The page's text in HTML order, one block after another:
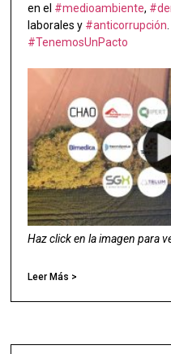
en el #medioambiente,
laborales y #anticorrupción
#TenemosUnPacto
Haz click en la imagen para
Leer Más >